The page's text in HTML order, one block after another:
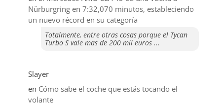
Nürburgring en 7:32,070 minutos, estableciendo
un nuevo récord en su categoría
Totalmente, entre otras cosas porque el Tycan
Turbo S vale mas de 200 mil euros ...
Slayer
en ​Cómo sabe el coche que estás tocando el
volante